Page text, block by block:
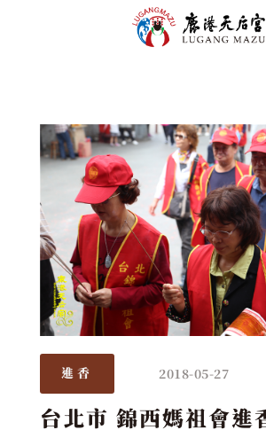
進香 2018-05-27
台北市 錦西媽祖會進